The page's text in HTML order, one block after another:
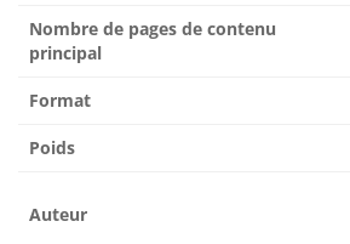
Nombre de pages de contenu
principal
Format
Poids
Auteur